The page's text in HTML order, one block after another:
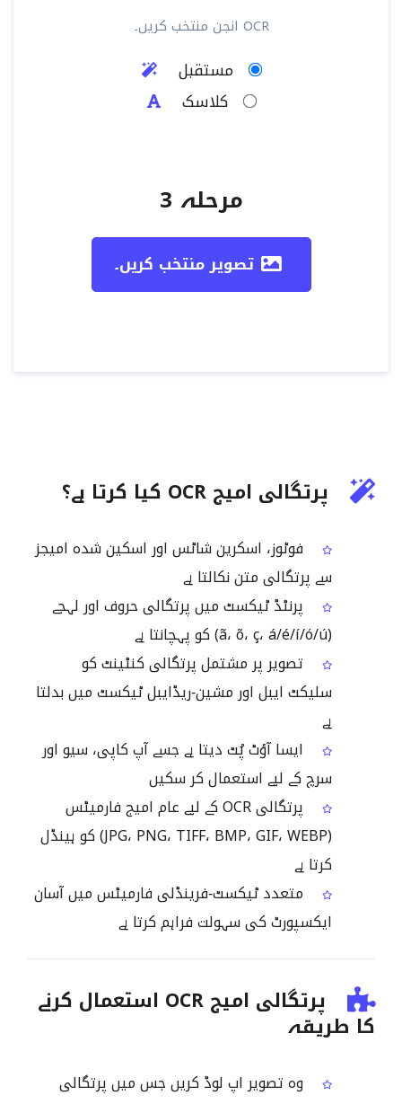
OCR انجن منتخب کریں۔
مستقبل
کلاسک
مرحلہ 3
تصویر منتخب کریں۔
پرتگالی امیج OCR کیا کرتا ہے؟
فوٹوز، اسکرین شاٹس اور اسکین شدہ امیجز
سے پرتگالی متن نکالتا ہے
پرنٹڈ ٹیکسٹ میں پرتگالی حروف اور لہجے
(ã، õ، ç، á/é/í/ó/ú) کو پہچانتا ہے
تصویر پر مشتمل پرتگالی کنٹینٹ کو
سلیکٹ ایبل اور مشین‑ریڈایبل ٹیکسٹ میں بدلتا
ہے
ایسا آؤٹ پُٹ دیتا ہے جسے آپ کاپی، سیو اور
سرچ کے لیے استعمال کر سکیں
پرتگالی OCR کے لیے عام امیج فارمیٹس
(JPG، PNG، TIFF، BMP، GIF، WEBP) کو ہینڈل
کرتا ہے
متعدد ٹیکسٹ‑فرینڈلی فارمیٹس میں آسان
ایکسپورٹ کی سہولت فراہم کرتا ہے
پرتگالی امیج OCR استعمال کرنے
کا طریقہ
وہ تصویر اپ لوڈ کریں جس میں پرتگالی